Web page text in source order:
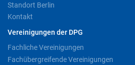
Standort Berlin
Kontakt
Vereinigungen der DPG
Fachliche Vereinigungen
Fachübergreifende Vereinigungen